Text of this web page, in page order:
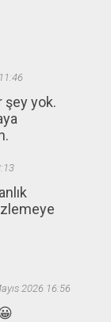
şey yok.
2026 16:56